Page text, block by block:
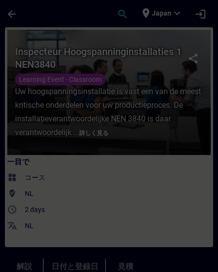
arrow_back search place Japan expand_more login
コース - Inspecteur
share
Inspecteur Hoogspanninginstallaties 1
NEN3840
Learning Event - Classroom
Uw hoogspanningsinstallatie is vast een van de meest
kritische onderdelen voor uw productieproces. De
installatieverantwoordelijke NEN 3840 is daar
verantwoordelijk ...詳しく見る
一目で
widgets コース
where_to_vote NL
access_time 2 days
translate NL
解説 日付と登録日 見積